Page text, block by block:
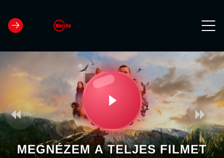
loading.
Play
Video
10s 10s
MEGNÉZEM A TELJES FILMET